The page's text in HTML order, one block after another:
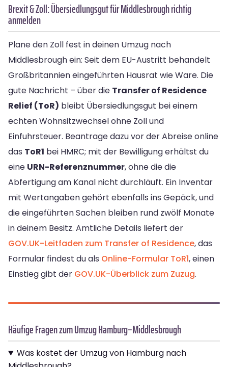
Brexit & Zoll: Übersiedlungsgut für Middlesbrough richtig
anmelden
Plane den Zoll fest in deinen Umzug nach
Middlesbrough ein: Seit dem EU-Austritt behandelt
Großbritannien eingeführten Hausrat wie Ware. Die
gute Nachricht – über die Transfer of Residence
Relief (ToR) bleibt Übersiedlungsgut bei einem
echten Wohnsitzwechsel ohne Zoll und
Einfuhrsteuer. Beantrage dazu vor der Abreise online
das ToR1 bei HMRC; mit der Bewilligung erhältst du
eine URN-Referenznummer, ohne die die
Abfertigung am Kanal nicht durchläuft. Ein Inventar
mit Wertangaben gehört ebenfalls ins Gepäck, und
die eingeführten Sachen bleiben rund zwölf Monate
in deinem Besitz. Amtliche Details liefert der
GOV.UK-Leitfaden zum Transfer of Residence, das
Formular findest du als Online-Formular ToR1, einen
Einstieg gibt der GOV.UK-Überblick zum Zuzug.
Häufige Fragen zum Umzug Hamburg–Middlesbrough
Was kostet der Umzug von Hamburg nach